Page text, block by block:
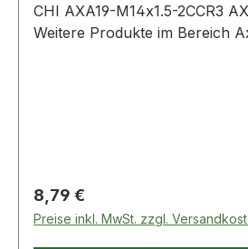
CHI AXA19-M14x1.5-2CCR3
Regulärer Preis:
8,79 €
Preise inkl. MwSt. zzgl.